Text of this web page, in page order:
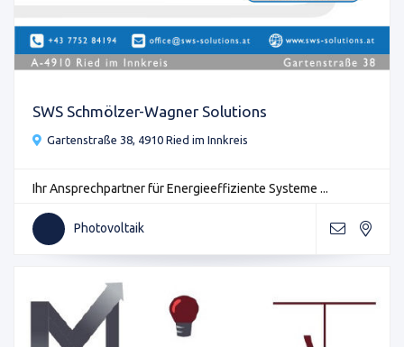
SWS Schmölzer-Wagner Solutions
Gartenstraße 38, 4910 Ried im Innkreis
Ihr Ansprechpartner für Energieeffiziente Systeme ...
Photovoltaik